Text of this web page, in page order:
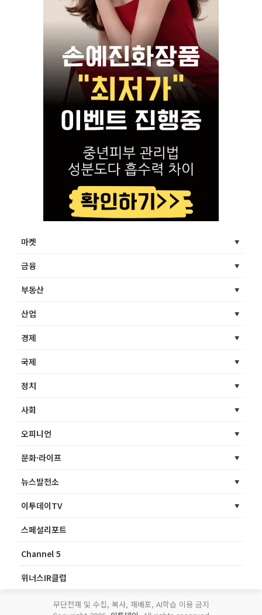
마켓
금융
부동산
산업
경제
국제
정치
사회
오피니언
문화·라이프
뉴스발전소
이투데이TV
스페셜리포트
Channel 5
위너스IR클럽
무단전재 및 수집, 복사, 재배포, AI학습 이용 금지